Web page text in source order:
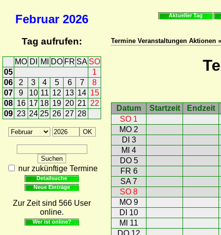
Februar 2026
Tag aufrufen:
MO DI MI DO FR SA SO
05
1
06
2 3 4 5 6 7
8
07
9 10 11 12 13 14 15
08 16 17 18 19 20 21 22
09 23 24 25 26 27 28
nur zukünftige Termine
Detailsuche
Neue Einträge
Zur Zeit sind 566 User
online.
Wer ist online?
Aktueller Tag
Termine Veranstaltungen Aktionen
Datum Startzeit
Endzeit
SO 1
MO 2
DI 3
MI 4
DO 5
FR 6
SA 7
SO 8
MO 9
DI 10
MI 11
DO 12